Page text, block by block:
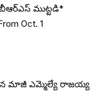
ముట్టడి*
Oct. 1
మాజీ ఎమ్మెల్యే రాజయ్య